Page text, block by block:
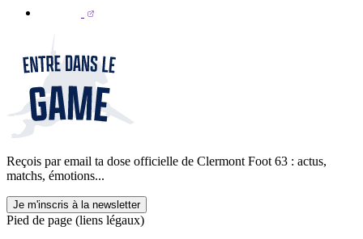
Reçois par email ta dose officielle de Clermont Foot 63 : actus,
matchs, émotions...
Je m'inscris à la newsletter
Pied de page (liens légaux)